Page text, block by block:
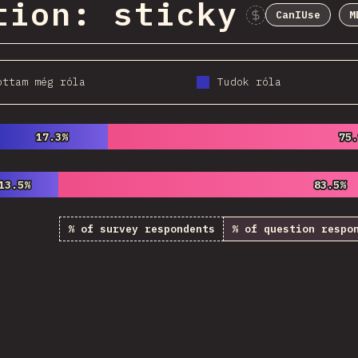
sticky CanIUse
még róla Tudok róla
17.3%
17.3%
83.5%
83.5%
% of survey respondents % of question